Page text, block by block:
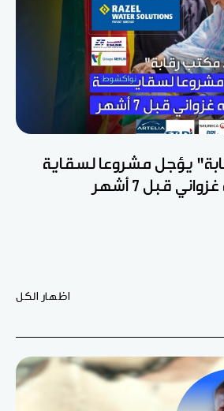
يؤجل مشروعا لسقاية
قبل 7 أشهر
اظهار الكل